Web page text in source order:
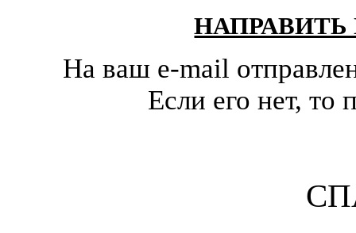
На ваш e-mail
Если его нет,